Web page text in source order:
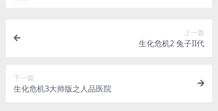
上一篇
生化危机2 兔子II代
下一篇
生化危机3大帅版之人品医院